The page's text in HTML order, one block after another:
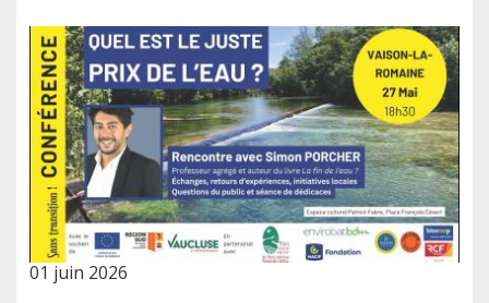
01 juin 2026